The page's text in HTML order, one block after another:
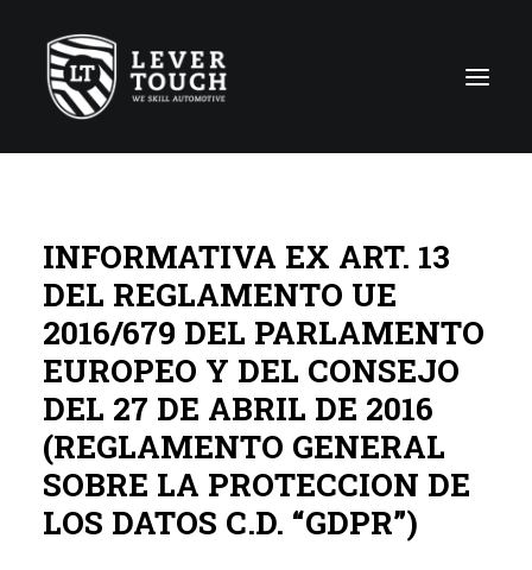
Líneas de servicio
Red de Talleres
Empresa
News
Contacto
Global
INFORMATIVA EX ART. 13
DEL REGLAMENTO UE
2016/679 DEL PARLAMENTO
EUROPEO Y DEL CONSEJO
DEL 27 DE ABRIL DE 2016
(REGLAMENTO GENERAL
SOBRE LA PROTECCION DE
LOS DATOS C.D. “GDPR”)